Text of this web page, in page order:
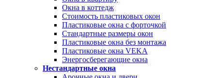
Окна в коттедж
Стоимость пластиковых окон
Пластиковые окна с форточкой
Стандартные размеры окон
Пластиковые окна без монтажа
Пластиковые окна VEKA
Энергосберегающие окна
Нестандартные окна